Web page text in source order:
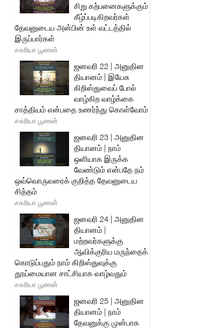
சிறு கற்பனைகளுக்கும்
கீழ்ப்படிகிறவர்கள்
தேவனுடைய அன்பின் உள் வட்டத்தில்
இருப்பார்கள்
சகரியா பூணன்
ஜனவரி 22 | அனுதின
தியானம் | இயேசு
கிறிஸ்துவைப் போல்
வாழ்கிற வாழ்க்கை
சாத்தியம் என்பதை உணர்ந்து கொள்வோம்
சகரியா பூணன்
ஜனவரி 23 | அனுதின
தியானம் | நாம்
ஒளியாக இருக்க
வேண்டும் என்பதே நம்
ஒவ்வொருவரைக் குறித்த தேவனுடைய
சித்தம்
சகரியா பூணன்
ஜனவரி 24 | அனுதின
தியானம் |
மற்றவர்களுக்கு
ஆவிக்குரிய மருந்தைக்
கொடுப்பதும் நாம் கிறிஸ்துவுக்கு
தூய்மையான சாட்சியாக வாழ்வதும்
சகரியா பூணன்
ஜனவரி 25 | அனுதின
தியானம் | நாம்
தேவனுக்கு முன்பாக